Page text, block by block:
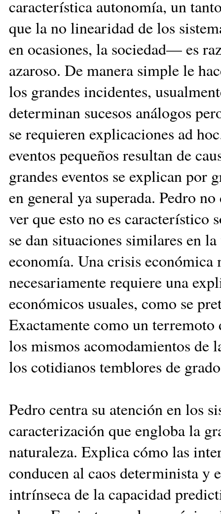
característica autonomía, un
que la no linearidad de los
en ocasiones, la sociedad— es
azaroso. De manera simple le
los grandes incidentes,
determinan sucesos análogos
se requieren explicaciones ad
eventos pequeños resultan de
grandes eventos se explican por
en general ya superada. Pedro
ver que esto no es característico
se dan situaciones similares en
economía. Una crisis
necesariamente requiere una
económicos usuales, como se
Exactamente como un
los mismos acomodamientos de
los cotidianos temblores de
Pedro centra su atención en los
caracterización que engloba la
naturaleza. Explica cómo las
conducen al caos determinista y
intrínseca de la capacidad